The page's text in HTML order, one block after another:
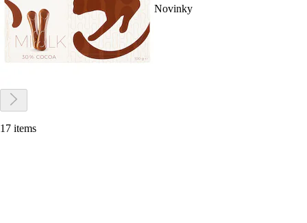
Novinky
17 items